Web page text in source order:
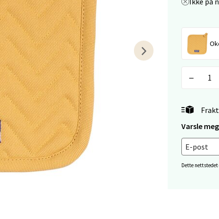
Varsle
Dette nettstedet
- Markens
markensgate 25B, 4611 Kristiansand
09-18
Linderud
vei 38, 0594 Oslo
10-21